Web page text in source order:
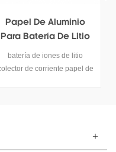
Papel De Aluminio De
Grado De Batería Para
Batería De Litio 14um
rollo de papel de aluminio
para colector de cátodos de